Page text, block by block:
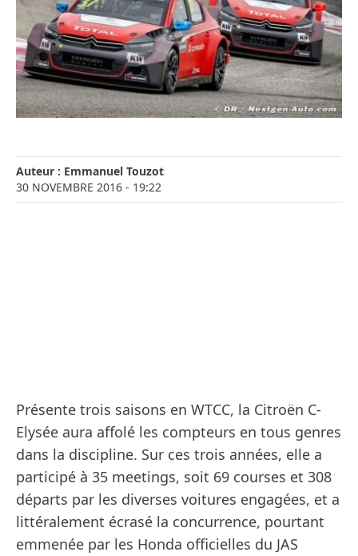
Auteur : Emmanuel Touzot
30 NOVEMBRE 2016 - 19:22
Présente trois saisons en WTCC, la Citroën C-
Elysée aura affolé les compteurs en tous genres
dans la discipline. Sur ces trois années, elle a
participé à 35 meetings, soit 69 courses et 308
départs par les diverses voitures engagées, et a
littéralement écrasé la concurrence, pourtant
emmenée par les Honda officielles du JAS